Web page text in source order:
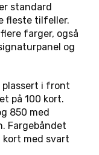
standard
fleste tilfeller.
farger, også
og
plassert i front
på 100 kort.
850 med
Fargebåndet
kort med svart